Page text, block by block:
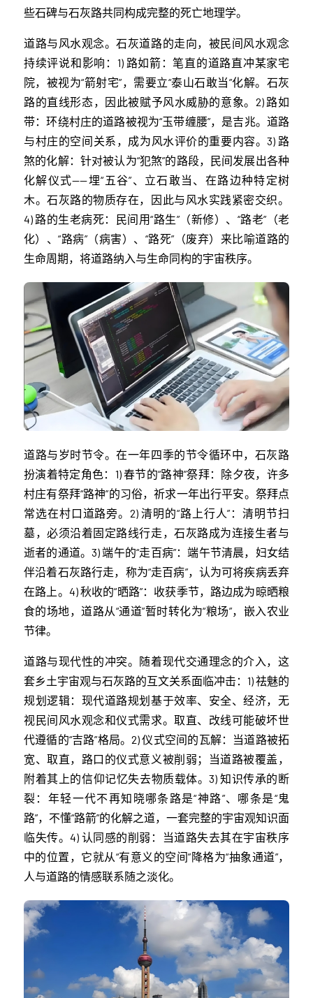
些石碑与石灰路共同构成完整的死亡地理学。
道路与风水观念。石灰道路的走向，被民间风水观念
持续评说和影响：1) 路如箭：笔直的道路直冲某家宅
院，被视为“箭射宅”，需要立“泰山石敢当”化解。石灰
路的直线形态，因此被赋予风水威胁的意象。2) 路如
带：环绕村庄的道路被视为“玉带缠腰”，是吉兆。道路
与村庄的空间关系，成为风水评价的重要内容。3) 路
煞的化解：针对被认为“犯煞”的路段，民间发展出各种
化解仪式——埋“五谷”、立石敢当、在路边种特定树
木。石灰路的物质存在，因此与风水实践紧密交织。
4) 路的生老病死：民间用“路生”（新修）、“路老”（老
化）、“路病”（病害）、“路死”（废弃）来比喻道路的
生命周期，将道路纳入与生命同构的宇宙秩序。
道路与岁时节令。在一年四季的节令循环中，石灰路
扮演着特定角色：1) 春节的“路神”祭拜：除夕夜，许多
村庄有祭拜“路神”的习俗，祈求一年出行平安。祭拜点
常选在村口道路旁。2) 清明的“路上行人”：清明节扫
墓，必须沿着固定路线行走，石灰路成为连接生者与
逝者的通道。3) 端午的“走百病”：端午节清晨，妇女结
伴沿着石灰路行走，称为“走百病”，认为可将疾病丢弃
在路上。4) 秋收的“晒路”：收获季节，路边成为晾晒粮
食的场地，道路从“通道”暂时转化为“粮场”，嵌入农业
节律。
道路与现代性的冲突。随着现代交通理念的介入，这
套乡土宇宙观与石灰路的互文关系面临冲击：1) 祛魅的
规划逻辑：现代道路规划基于效率、安全、经济，无
视民间风水观念和仪式需求。取直、改线可能破坏世
代遵循的“吉路”格局。2) 仪式空间的瓦解：当道路被拓
宽、取直，路口的仪式意义被削弱；当道路被覆盖，
附着其上的信仰记忆失去物质载体。3) 知识传承的断
裂：年轻一代不再知晓哪条路是“神路”、哪条是“鬼
路”，不懂“路箭”的化解之道，一套完整的宇宙观知识面
临失传。4) 认同感的削弱：当道路失去其在宇宙秩序
中的位置，它就从“有意义的空间”降格为“抽象通道”，
人与道路的情感联系随之淡化。